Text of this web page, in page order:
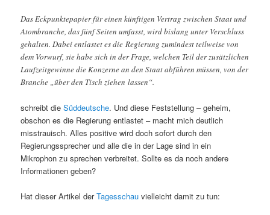
Das Eckpunktepapier für einen künftigen Vertrag zwischen Staat und
Atombranche, das fünf Seiten umfasst, wird bislang unter Verschluss
gehalten. Dabei entlastet es die Regierung zumindest teilweise von
dem Vorwurf, sie habe sich in der Frage, welchen Teil der zusätzlichen
Laufzeitgewinne die Konzerne an den Staat abführen müssen, von der
Branche „über den Tisch ziehen lassen“.
schreibt dieSüddeutsche. Und diese Feststellung – geheim,
obschon es die Regierung entlastet – macht mich deutlich
misstrauisch. Alles positive wird doch sofort durch den
Regierungssprecher und alle die in der Lage sind in ein
Mikrophon zu sprechen verbreitet. Sollte es da noch andere
Informationen geben?
Hat dieser Artikel derTagesschau vielleicht damit zu tun: